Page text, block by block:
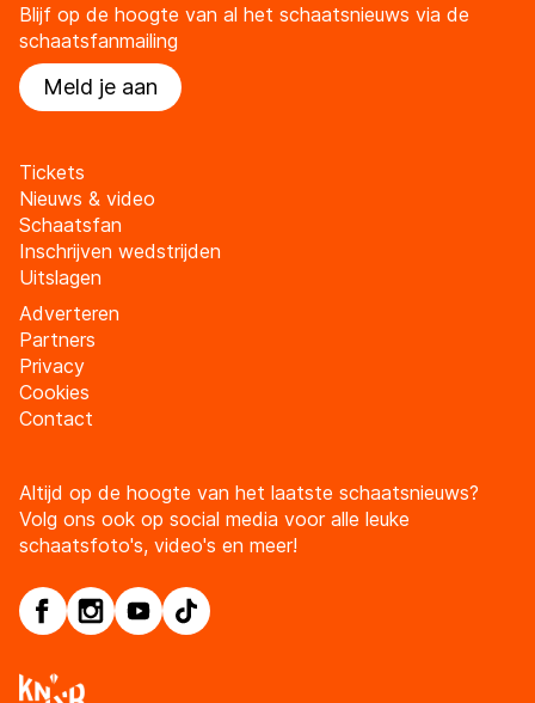
Blijf op de hoogte van al het schaatsnieuws via de
schaatsfanmailing
Meld je aan
Tickets
Nieuws & video
Schaatsfan
Inschrijven wedstrijden
Uitslagen
Adverteren
Partners
Privacy
Cookies
Contact
Altijd op de hoogte van het laatste schaatsnieuws?
Volg ons ook op social media voor alle leuke
schaatsfoto's, video's en meer!